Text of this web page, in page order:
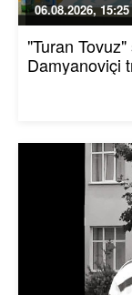
06.08.2026, 15:25
"Turan
Damyanoviçi